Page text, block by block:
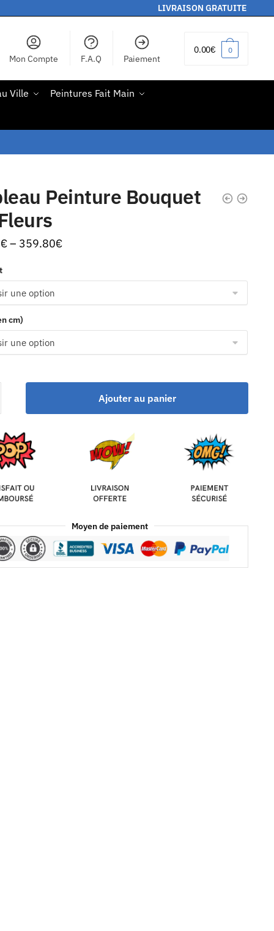
LIVRAISON GRATUITE
Mon Compte F.A.Q Paiement
0.00€ 0
Ville Peintures Fait Main
Peinture Bouquet
€– 359.80€
cm)
Ajouter au panier
Moyen de paiement